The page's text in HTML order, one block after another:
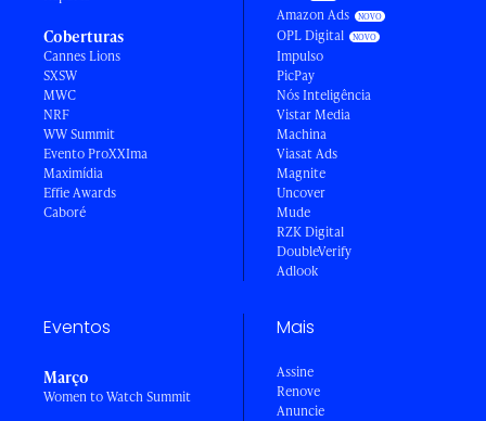
Coberturas
Cannes Lions
SXSW
MWC
NRF
WW Summit
Evento ProXXIma
Maximídia
Effie Awards
Caboré
Amazon Ads
OPL Digital
Impulso
PicPay
Nós Inteligência
Vistar Media
Machina
Viasat Ads
Magnite
Uncover
Mude
RZK Digital
DoubleVerify
Adlook
Eventos
Março
Women to Watch Summit
Mais
Assine
Renove
Anuncie